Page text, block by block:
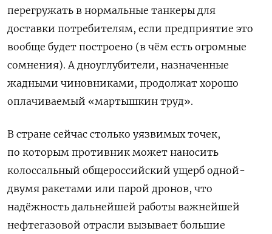
перегружать в нормальные танкеры для
доставки потребителям, если предприятие это
вообще будет построено (в чём есть огромные
сомнения). А дноуглубители, назначенные
жадными чиновниками, продолжат хорошо
оплачиваемый «мартышкин труд».
В стране сейчас столько уязвимых точек,
по которым противник может наносить
колоссальный общероссийский ущерб одной-
двумя ракетами или парой дронов, что
надёжность дальнейшей работы важнейшей
нефтегазовой отрасли вызывает большие